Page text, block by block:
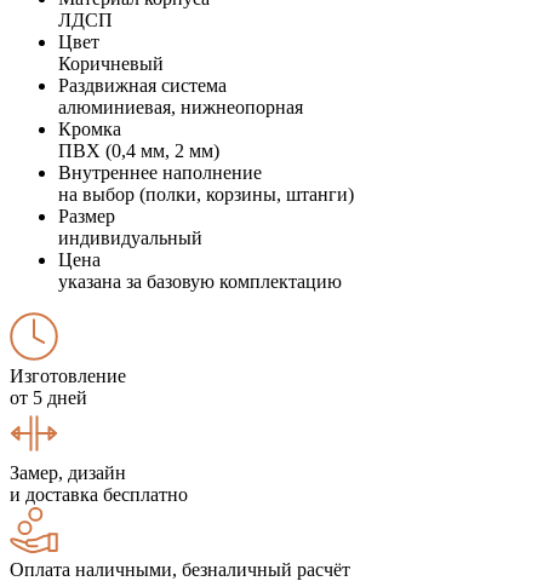
ЛДСП
Цвет
Коричневый
Раздвижная система
алюминиевая, нижнеопорная
Кромка
ПВХ (0,4 мм, 2 мм)
Внутреннее наполнение
на выбор (полки, корзины, штанги)
Размер
индивидуальный
Цена
указана за базовую комплектацию
Изготовление
от 5 дней
Замер, дизайн
и доставка бесплатно
Оплата наличными, безналичный расчёт